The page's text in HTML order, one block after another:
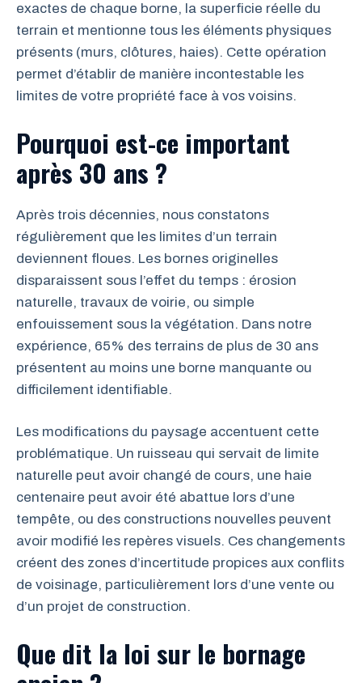
exactes de chaque borne, la superficie réelle du
terrain et mentionne tous les éléments physiques
présents (murs, clôtures, haies). Cette opération
permet d’établir de manière incontestable les
limites de votre propriété face à vos voisins.
Pourquoi est-ce important
après 30 ans ?
Après trois décennies, nous constatons
régulièrement que les limites d’un terrain
deviennent floues. Les bornes originelles
disparaissent sous l’effet du temps : érosion
naturelle, travaux de voirie, ou simple
enfouissement sous la végétation. Dans notre
expérience, 65% des terrains de plus de 30 ans
présentent au moins une borne manquante ou
difficilement identifiable.
Les modifications du paysage accentuent cette
problématique. Un ruisseau qui servait de limite
naturelle peut avoir changé de cours, une haie
centenaire peut avoir été abattue lors d’une
tempête, ou des constructions nouvelles peuvent
avoir modifié les repères visuels. Ces changements
créent des zones d’incertitude propices aux conflits
de voisinage, particulièrement lors d’une vente ou
d’un projet de construction.
Que dit la loi sur le bornage